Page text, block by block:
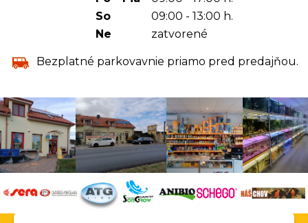
So
09:00 - 13:00 h.
Ne
zatvorené
Bezplatné parkovavnie priamo pred predajňou.